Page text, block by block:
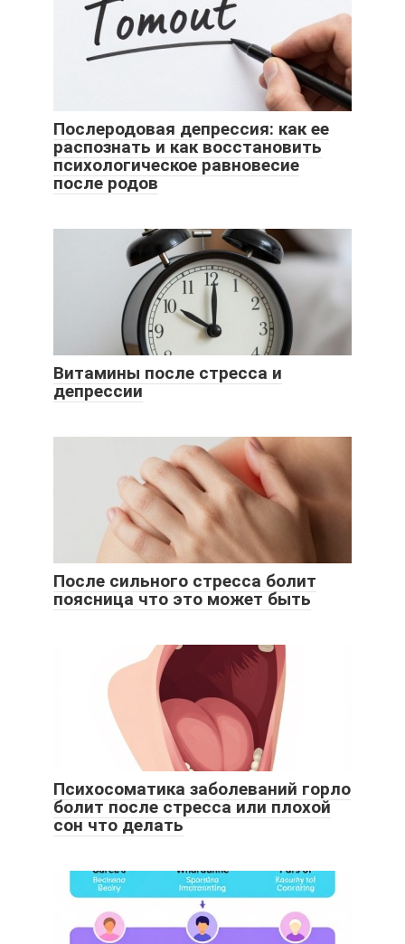
Послеродовая депрессия: как ее
распознать и как восстановить
психологическое равновесие
после родов
Витамины после стресса и
депрессии
После сильного стресса болит
поясница что это может быть
Психосоматика заболеваний горло
болит после стресса или плохой
сон что делать